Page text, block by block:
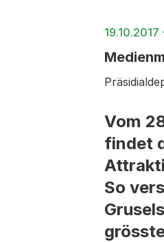
Vom
findet
So